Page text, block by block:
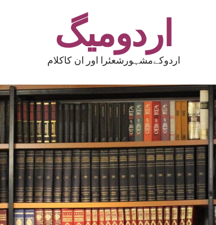
اردومیگ
اردوکےمشہورشعئرا اور ان کاکلام